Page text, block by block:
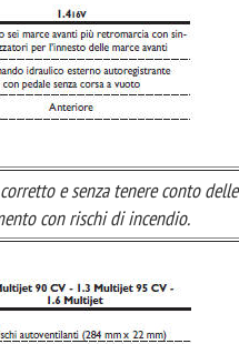
e senza tenere conto delle
con rischi di incendio.